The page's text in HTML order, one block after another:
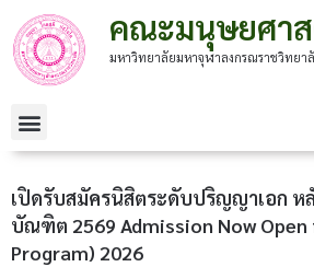
คณะมนุษยศา
มหาวิทยาลัยมหาจุฬาลงกรณราชวิทยา
เปิดรับสมัครนิสิตระดับปริญญาเอก
บัณฑิต 2569 Admission Now Open
Program) 2026